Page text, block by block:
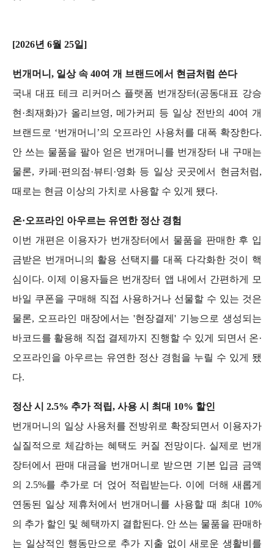
[2026년 6월 25일]
번개머니, 일상 속 40여 개 브랜드에서 현금처럼 쓴다
국내 대표 테크 리커머스 플랫폼 번개장터(공동대표 강승
현·최재화)가 올리브영, 메가커피 등 일상 전반의 40여 개
브랜드로 ‘번개머니’의 오프라인 사용처를 대폭 확장한다.
안 쓰는 물품을 팔아 얻은 번개머니를 번개장터 내 구매는
물론, 카페·편의점·뷰티·영화 등 일상 곳곳에서 현금처럼,
때로는 현금 이상의 가치로 사용할 수 있게 됐다.
온·오프라인 아우르는 유연한 정산 경험
이번 개편은 이용자가 번개장터에서 물품을 판매한 후 입
금받은 번개머니의 활용 선택지를 대폭 다각화한 것이 핵
심이다. 이제 이용자들은 번개장터 앱 내에서 간편하게 모
바일 쿠폰을 구매해 직접 사용하거나 선물할 수 있는 것은
바코드를 활용해 직접 결제까지 진행할 수 있게 되면서 온·
오프라인을 아우르는 유연한 정산 경험을 누릴 수 있게 됐
다.
정산 시 2.5% 추가 적립, 사용 시 최대 10% 할인
번개머니의 일상 사용처를 전방위로 확장되면서 이용자가
실질적으로 체감하는 혜택도 커질 전망이다. 실제로 번개
장터에서 판매 대금을 번개머니로 받으면 기본 입금 금액
의 2.5%를 추가로 더 얹어 적립받는다. 이에 더해 새롭게
연동된 일상 제휴처에서 번개머니를 사용할 때 최대 10%
의 추가 할인 및 혜택까지 결합된다. 안 쓰는 물품을 판매하
는 일상적인 행동만으로 추가 지출 없이 새로운 생활비를